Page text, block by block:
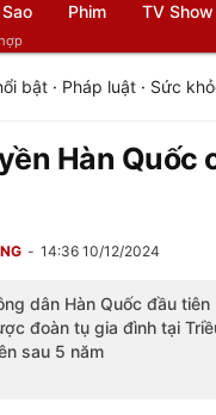
Sao Phim TV Show
bật· Pháp luật· Sức
Hàn Quốc
14:36 10/12/2024
dân Hàn Quốc đầu tiên
đoàn tụ gia đình tại
sau 5 năm